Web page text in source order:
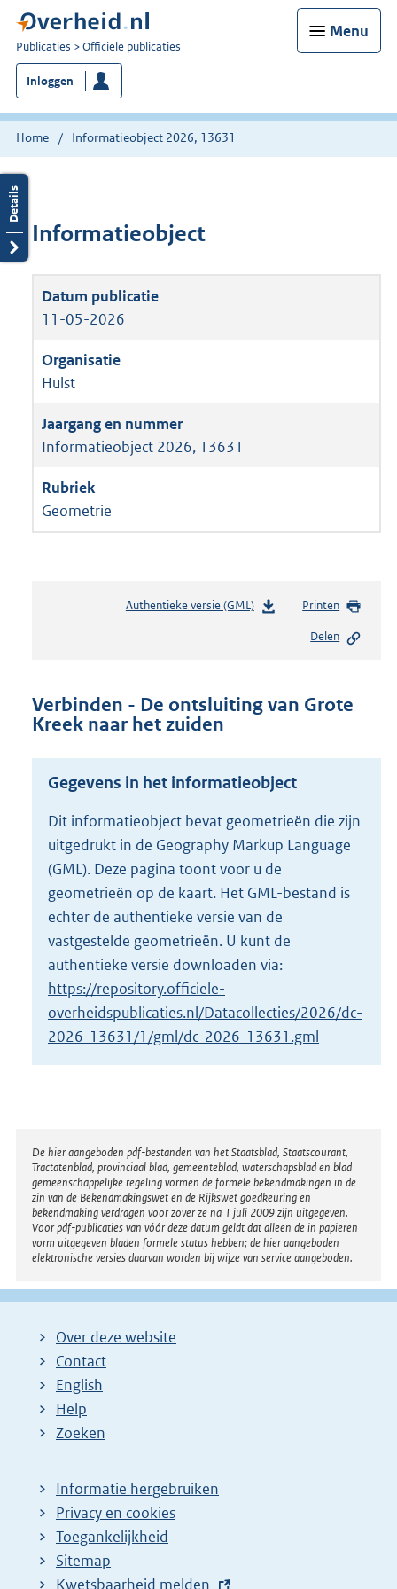
Menu
U
bent
nu
hier:
Publicaties Officiële publicaties
Inloggen
Home Informatieobject 2026, 13631
Informatieobject
11-05-2026
Hulst
Informatieobject 2026, 13631
Geometrie
Authentieke versie (GML)b
n
d
o
t
t
e
:
4
K
b
Printen
Delen
Verbinden - De ontsluiting van Grote
Kreek naar het zuiden
Gegevens in het informatieobject
Dit informatieobject bevat geometrieën die zijn
uitgedrukt in de Geography Markup Language
(GML). Deze pagina toont voor u de
geometrieën op de kaart. Het GML-bestand is
echter de authentieke versie van de
vastgestelde geometrieën. U kunt de
authentieke versie downloaden via:
https://repository.officiele-
overheidspublicaties.nl/Datacollecties/2026/dc-
2026-13631/1/gml/dc-2026-13631.gml
Disclaimer
De hier aangeboden pdf-bestanden van het Staatsblad, Staatscourant,
Tractatenblad, provinciaal blad, gemeenteblad, waterschapsblad en blad
gemeenschappelijke regeling vormen de formele bekendmakingen in de
zin van de Bekendmakingswet en de Rijkswet goedkeuring en
bekendmaking verdragen voor zover ze na 1 juli 2009 zijn uitgegeven.
Voor pdf-publicaties van vóór deze datum geldt dat alleen de in papieren
vorm uitgegeven bladen formele status hebben; de hier aangeboden
elektronische versies daarvan worden bij wijze van service aangeboden.
Over deze website
Contact
English
Help
Zoeken
Informatie hergebruiken
Privacy en cookies
Toegankelijkheid
Sitemap
E
Kwetsbaarheid melden